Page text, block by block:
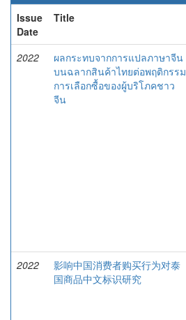
Issue
Date
Title
2022
ผลกระทบจากการแปลภาษาจีน
บนฉลากสินค้าไทยต่อพฤติกรรม
การเลือกซื้อของผู้บริโภคชาว
จีน
2022
影响中国消费者购买行为对泰
国商品中文标识研究